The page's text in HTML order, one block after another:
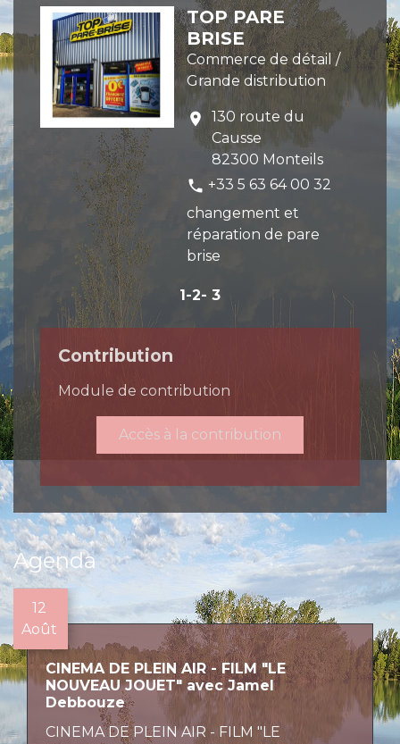
TOP PARE
BRISE
Commerce de détail /
Grande distribution
location_on
130 route du
Causse
82300 Monteils
phone +33 5 63 64 00 32
changement et
réparation de pare
brise
1-2- 3
Contribution
Module de contribution
Accès à la contribution
Agenda
12
Août
CINEMA DE PLEIN AIR - FILM "LE
NOUVEAU JOUET" avec Jamel
Debbouze
CINEMA DE PLEIN AIR - FILM "LE